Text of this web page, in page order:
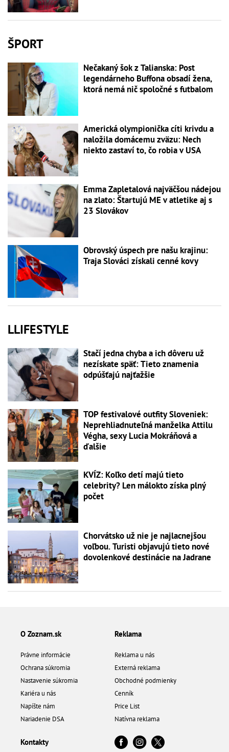
ŠPORT
Nečakaný šok z Talianska: Post
legendárneho Buffona obsadí žena,
ktorá nemá nič spoločné s futbalom
Americká olympionička cíti krivdu a
naložila domácemu zväzu: Nech
niekto zastaví to, čo robia v USA
Emma Zapletalová najväčšou nádejou
na zlato: Štartujú ME v atletike aj s
23 Slovákov
Obrovský úspech pre našu krajinu:
Traja Slováci získali cenné kovy
LLIFESTYLE
Stačí jedna chyba a ich dôveru už
nezískate späť: Tieto znamenia
odpúšťajú najťažšie
TOP festivalové outfity Sloveniek:
Neprehliadnuteľná manželka Attilu
Végha, sexy Lucia Mokráňová a
ďalšie
KVÍZ: Koľko detí majú tieto
celebrity? Len málokto získa plný
počet
Chorvátsko už nie je najlacnejšou
voľbou. Turisti objavujú tieto nové
dovolenkové destinácie na Jadrane
O Zoznam.sk
Právne informácie
Ochrana súkromia
Nastavenie súkromia
Kariéra u nás
Napíšte nám
Nariadenie DSA
Reklama
Reklama u nás
Externá reklama
Obchodné podmienky
Cenník
Price List
Natívna reklama
Kontakty